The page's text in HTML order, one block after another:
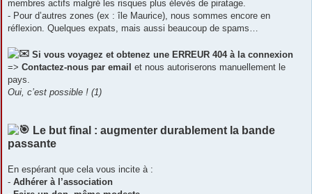
membres actifs malgré les risques plus élevés de piratage.
- Pour d’autres zones (ex : île Maurice), nous sommes encore en
réflexion. Quelques expats, mais aussi beaucoup de spams…
Si vous voyagez et obtenez une ERREUR 404 à la connexion
=> Contactez-nous par email et nous autoriserons manuellement le
pays.
Oui, c’est possible ! (1)
Le but final : augmenter durablement la bande
passante
En espérant que cela vous incite à :
- Adhérer à l’association